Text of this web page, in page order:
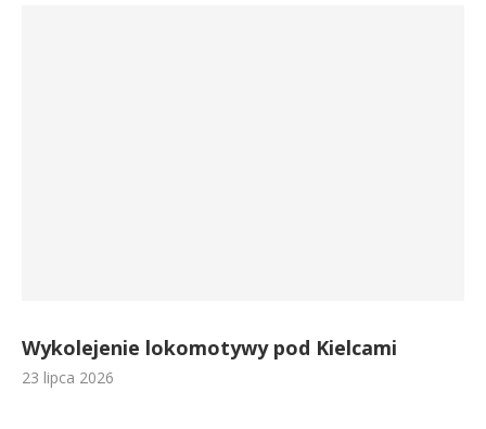
Wykolejenie lokomotywy pod Kielcami
23 lipca 2026